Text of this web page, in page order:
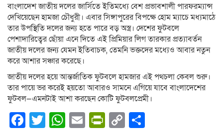
বাংলাদেশ জাতীয় দলের জার্সিতে ইতিমধ্যে বেশ প্রভাবশালী পারফরম্যান্স
দেখিয়েছেন হামজা চৌধুরী। এবার সিঙ্গাপুরের বিপক্ষে হোম ম্যাচে মধ্যমাঠে
তার উপস্থিতি দলের জন্য হতে পারে বড় অস্ত্র। দেশের ফুটবলে
পেশাদারিত্বের ছোঁয়া এনে দিতে এই প্রিমিয়ার লিগ তারকার প্রত্যাবর্তন
জাতীয় দলের জন্য যেমন ইতিবাচক, তেমনি ভক্তদের মধ্যেও আবার নতুন
করে আশার সঞ্চার করেছে।
জাতীয় দলের হয়ে আন্তর্জাতিক ফুটবলে হামজার এই পথচলা কেবল শুরু।
তার পায়ে ভর করেই হয়তো আবারও সামনে এগিয়ে যাবে বাংলাদেশের
ফুটবল—এমনটাই আশা করছেন কোটি ফুটবলপ্রেমী।
Facebook
Twitter
WhatsApp
EmailPrintFriendly
Copy